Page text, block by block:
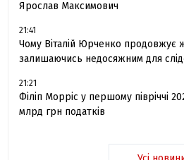
Ярослав Максимович
21:41
Чому Віталій Юрченко продовжує
залишаючись недосяжним для
21:21
Філіп Морріс у першому півріччі
млрд грн податків